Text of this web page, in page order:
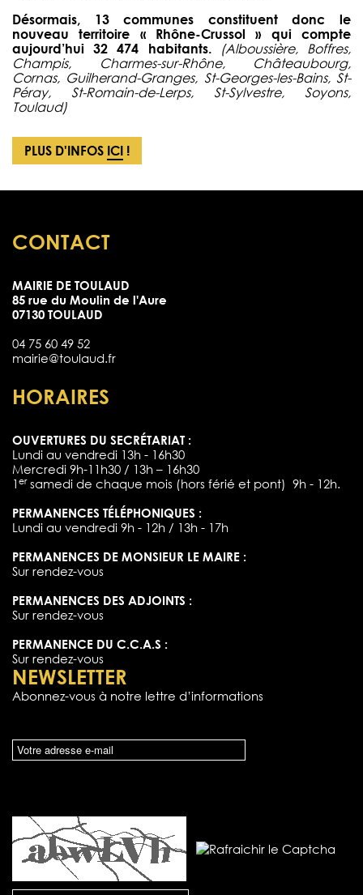
Désormais, 13 communes constituent donc le
nouveau territoire « Rhône-Crussol » qui compte
aujourd’hui 32 474 habitants.
(Alboussière, Boffres,
Champis, Charmes-sur-Rhône, Châteaubourg,
Cornas, Guilherand-Granges, St-Georges-les-Bains, St-
Péray, St-Romain-de-Lerps, St-Sylvestre, Soyons,
Toulaud)
PLUS D'INFOS ICI !
CONTACT
MAIRIE DE TOULAUD
85 rue du Moulin de l'Aure
07130 TOULAUD
04 75 60 49 52
mairie@toulaud.fr
HORAIRES
OUVERTURES DU SECRÉTARIAT :
Lundi au vendredi 13h - 16h30
Mercredi 9h-11h30 / 13h – 16h30
1 ersamedi de chaque mois (hors férié et pont) 9h - 12h.
PERMANENCES TÉLÉPHONIQUES :
Lundi au vendredi 9h - 12h / 13h - 17h
PERMANENCES DE MONSIEUR LE MAIRE :
Sur rendez-vous
PERMANENCES DES ADJOINTS :
Sur rendez-vous
PERMANENCE DU C.C.A.S :
Sur rendez-vous
NEWSLETTER
Abonnez-vous à notre lettre d’informations